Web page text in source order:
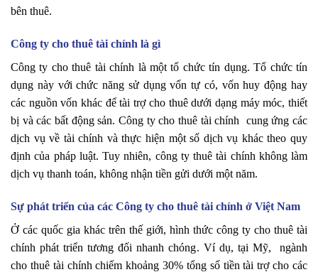
bên thuê.
Công ty cho thuê tài chính là gì
Công ty cho thuê tài chính là một tổ chức tín dụng. Tổ chức tín
dụng này với chức năng sử dụng vốn tự có, vốn huy động hay
các nguồn vốn khác để tài trợ cho thuê dưới dạng máy móc, thiết
bị và các bất động sản. Công ty cho thuê tài chính cung ứng các
dịch vụ về tài chính và thực hiện một số dịch vụ khác theo quy
định của pháp luật. Tuy nhiên, công ty thuê tài chính không làm
dịch vụ thanh toán, không nhận tiền gửi dưới một năm.
Sự phát triển của các Công ty cho thuê tài chính ở Việt Nam
Ở các quốc gia khác trên thế giới, hình thức công ty cho thuê tài
chính phát triển tương đối nhanh chóng. Ví dụ, tại Mỹ, ngành
cho thuê tài chính chiếm khoảng 30% tổng số tiền tài trợ cho các